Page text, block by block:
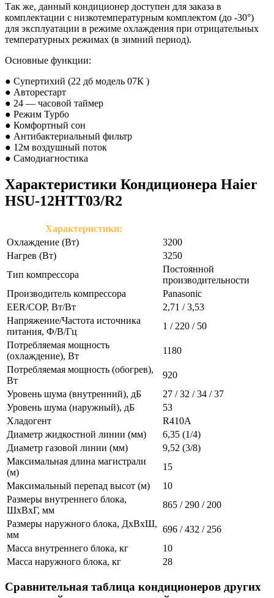
Так же, данный кондиционер доступен для заказа в
комплектации с низкотемпературным комплектом (до -30°)
для эксплуатации в режиме охлаждения при отрицательных
температурных режимах (в зимний период).
Основные функции:
● Супертихий (22 дб модель 07К )
● Авторестарт
● 24 — часовой таймер
● Режим Турбо
● Комфортный сон
● Антибактериальный фильтр
● 12м воздушный поток
● Самодиагностика
Характеристики Кондиционера Haier
HSU-12HTT03/R2
Характеристики:
Охлаждение (Вт)
3200
Нагрев (Вт)
3250
Тип компрессора
Постоянной
производительности
Производитель компрессора
Panasonic
EER/COP, Вт/Вт
2,71 / 3,53
Напряжение/Частота источника
питания, Ф/В/Гц
1 / 220 / 50
Потребляемая мощность
(охлаждение), Вт
1180
Потребляемая мощность (обогрев),
Вт
920
Уровень шума (внутренний), дБ
27 / 32 / 34 / 37
Уровень шума (наружный), дБ
53
Хладогент
R410A
Диаметр жидкостной линии (мм)
6,35 (1/4)
Диаметр газовой линии (мм)
9,52 (3/8)
Максимальная длина магистрали
(м)
15
Максимальный перепад высот (м)
10
Размеры внутреннего блока,
ШxВxГ, мм
865 / 290 / 200
Размеры наружного блока, ДхВхШ,
мм
696 / 432 / 256
Масса внутреннего блока, кг
10
Масса наружного блока, кг
28
Сравнительная таблица кондиционеров других